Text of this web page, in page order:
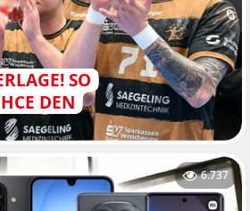
SO
DEN
6.737